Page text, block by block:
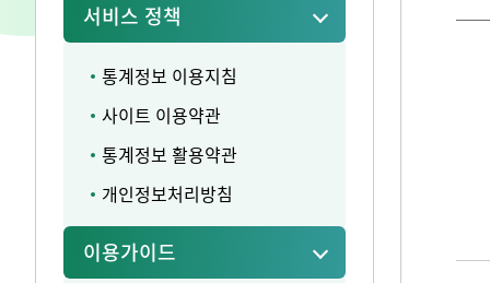
서비스 정책
통계정보 이용지침
사이트 이용약관
통계정보 활용약관
개인정보처리방침
이용가이드